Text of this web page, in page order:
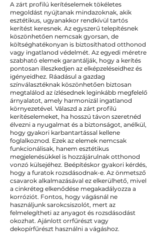
A zárt profilú kerítéselemek tökéletes
megoldást nyújtanak mindazoknak, akik
esztétikus, ugyanakkor rendkívül tartós
kerítést keresnek. Az egyszerű telepítésnek
köszönhetően nemcsak gyorsan, de
költséghatékonyan is biztosíthatod otthonod
vagy ingatlanod védelmét. Az egyedi méretre
szabható elemek garantálják, hogy a kerítés
pontosan illeszkedjen az elképzeléseidhez és
igényeidhez. Ráadásul a gazdag
színválasztéknak köszönhetően biztosan
megtalálod az ízlésednek leginkább megfelelő
árnyalatot, amely harmonizál ingatlanod
környezetével. Válaszd a zárt profilú
kerítéselemeket, ha hosszú távon szeretnéd
élvezni a nyugalmat és a biztonságot, anélkül,
hogy gyakori karbantartással kellene
foglalkoznod. Ezek az elemek nemcsak
funkcionálisak, hanem esztétikus
megjelenésükkel is hozzájárulnak otthonod
vonzó külsejéhez. Beépítéskor gyakori kérdés,
hogy a furatok rozsdásodnak-e. Az önmetsző
csavarok alkalmazásával ez elkerülhető, mivel
a cinkréteg elkenődése megakadályozza a
korróziót. Fontos, hogy vágásnál ne
használjunk sarokcsiszolót, mert az
felmelegítheti az anyagot és rozsdásodást
okozhat. Ajánlott orrfűrészt vagy
dekopírfűrészt használni a vágáshoz.